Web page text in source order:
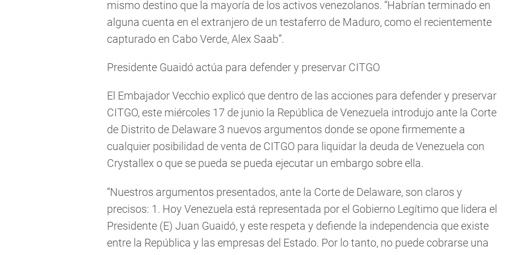
mismo destino que la mayoría de los activos venezolanos. “Habrían terminado en
alguna cuenta en el extranjero de un testaferro de Maduro, como el recientemente
capturado en Cabo Verde, Alex Saab”.
Presidente Guaidó actúa para defender y preservar CITGO
El Embajador Vecchio explicó que dentro de las acciones para defender y preservar
CITGO, este miércoles 17 de junio la República de Venezuela introdujo ante la Corte
de Distrito de Delaware 3 nuevos argumentos donde se opone firmemente a
cualquier posibilidad de venta de CITGO para liquidar la deuda de Venezuela con
Crystallex o que se pueda se pueda ejecutar un embargo sobre ella.
“Nuestros argumentos presentados, ante la Corte de Delaware, son claros y
precisos: 1. Hoy Venezuela está representada por el Gobierno Legítimo que lidera el
Presidente (E) Juan Guaidó, y este respeta y defiende la independencia que existe
entre la República y las empresas del Estado. Por lo tanto, no puede cobrarse una